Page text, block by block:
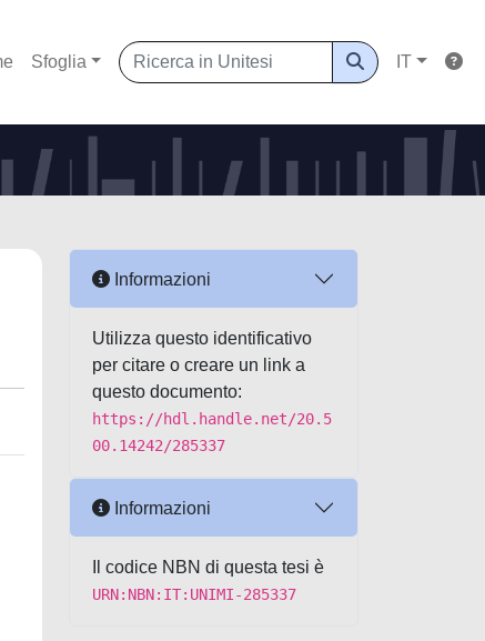
Sfoglia IT
Informazioni
Utilizza questo identificativo
per citare o creare un link a
questo documento:
https://hdl.handle.net/20.5
00.14242/285337
Informazioni
Il codice NBN di questa tesi è
URN:NBN:IT:UNIMI-285337